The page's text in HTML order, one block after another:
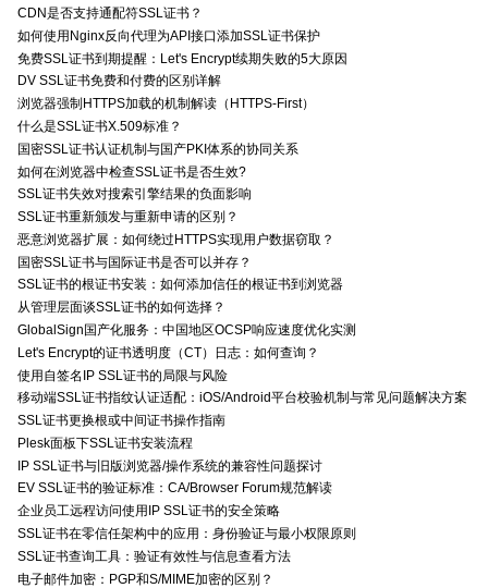
CDN是否支持通配符SSL证书？
如何使用Nginx反向代理为API接口添加SSL证书保护
免费SSL证书到期提醒：Let's Encrypt续期失败的5大原因
DV SSL证书免费和付费的区别详解
浏览器强制HTTPS加载的机制解读（HTTPS-First）
什么是SSL证书X.509标准？
国密SSL证书认证机制与国产PKI体系的协同关系
如何在浏览器中检查SSL证书是否生效?
SSL证书失效对搜索引擎结果的负面影响
SSL证书重新颁发与重新申请的区别？
恶意浏览器扩展：如何绕过HTTPS实现用户数据窃取？
国密SSL证书与国际证书是否可以并存？
SSL证书的根证书安装：如何添加信任的根证书到浏览器
从管理层面谈SSL证书的如何选择？
GlobalSign国产化服务：中国地区OCSP响应速度优化实测
Let's Encrypt的证书透明度（CT）日志：如何查询？
使用自签名IP SSL证书的局限与风险
移动端SSL证书指纹认证适配：iOS/Android平台校验机制与常见问题解决方案
SSL证书更换根或中间证书操作指南
Plesk面板下SSL证书安装流程
IP SSL证书与旧版浏览器/操作系统的兼容性问题探讨
EV SSL证书的验证标准：CA/Browser Forum规范解读
企业员工远程访问使用IP SSL证书的安全策略
SSL证书在零信任架构中的应用：身份验证与最小权限原则
SSL证书查询工具：验证有效性与信息查看方法
电子邮件加密：PGP和S/MIME加密的区别？